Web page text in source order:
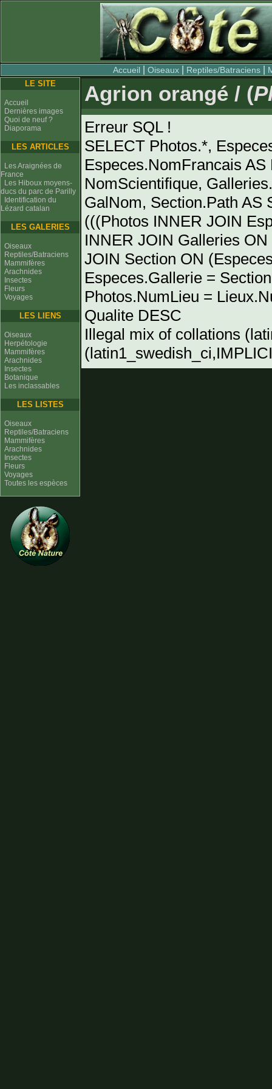
Accueil |Oiseaux Reptiles/Batraciens
LE SITE
Accueil
Dernières images
Quoi de neuf ?
Diaporama
LES ARTICLES
Les Araignées de
France
Les Hiboux moyens-
ducs du parc de Parilly
Identification du
Lézard catalan
LES GALERIES
Oiseaux
Reptiles/Batraciens
Mammifères
Arachnides
Insectes
Fleurs
Voyages
LES LIENS
Oiseaux
Herpétologie
Mammifères
Arachnides
Insectes
Botanique
Les inclassables
LES LISTES
Oiseaux
Reptiles/Batraciens
Mammifères
Arachnides
Insectes
Fleurs
Voyages
Toutes les espèces
Agrion orangé / (
Erreur SQL !
SELECT Photos.*,
Especes.NomFrancais
NomScientifique,
GalNom, Section.Path AS
(((Photos INNER JOIN
INNER JOIN Galleries
JOIN Section ON
Especes.Gallerie =
Photos.NumLieu =
Qualite DESC
Illegal mix of collations